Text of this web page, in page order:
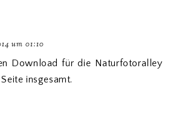
um 01:10
Download für die Naturfotoralley
insgesamt.